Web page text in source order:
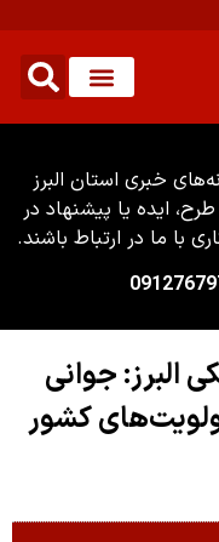
خبری استان البرز
ایده یا پیشنهاد در
با ما در ارتباط باشند.
البرز: جوانی
کشور